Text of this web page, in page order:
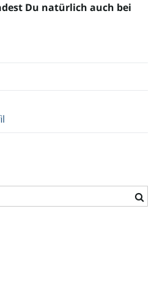
Du natürlich auch bei